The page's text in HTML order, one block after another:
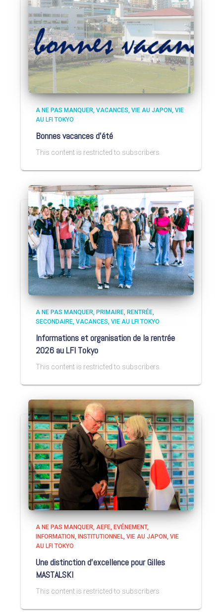
A NE PAS MANQUER VACANCES VIE AU JAPON VIE
AU LFI TOKYO
Bonnes vacances d’été
This content is restricted to subscribers
A NE PAS MANQUER PRIMAIRE RENTRÉE
SECONDAIRE VACANCES VIE AU LFI TOKYO
Informations et organisation de la rentrée
2026 au LFI Tokyo
This content is restricted to subscribers
A NE PAS MANQUER AEFE EVÉNEMENT
INFORMATION
INSTITUTIONNEL VIE AU JAPON VIE
AU LFI TOKYO
Une distinction d’excellence pour Gilles
MASTALSKI
This content is restricted to subscribers